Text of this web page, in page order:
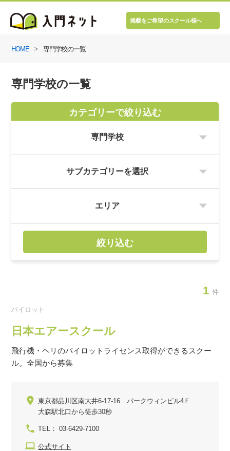
掲載をご希望のスクール様へ
HOME 専門学校の一覧
専門学校の一覧
カテゴリーで絞り込む
絞り込む
1 件
パイロット
日本エアースクール
飛行機・ヘリのパイロットライセンス取得ができるスクー
ル。全国から募集
東京都品川区南大井6-17-16 パークウィンビル4Ｆ
大森駅北口から徒歩30秒
TEL： 03-6429-7100
公式サイト